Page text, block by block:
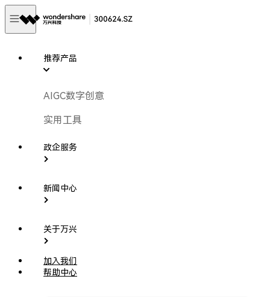
推荐产品
AIGC数字创意
实用工具
政企服务
新闻中心
关于万兴
加入我们
帮助中心